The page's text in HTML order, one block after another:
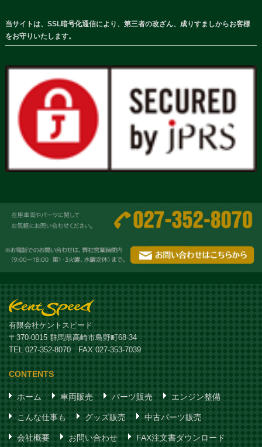
当サイトは、SSL暗号化通信により、第三者の改ざん、成りすましからお客様
をお守りいたします。
有限会社ケントスピード
〒370-0015 群馬県高崎市島野町68-34
TEL 027-352-8070 FAX 027-353-7039
CONTENTS
ホーム 車両販売 パーツ販売 エンジン整備
こんな仕事も グッズ販売 中古パーツ販売
会社概要 お問い合わせ FAX注文書ダウンロード